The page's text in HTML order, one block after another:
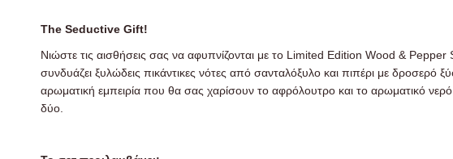
The Seductive Gift!
Νιώστε τις αισθήσεις σας να αφυπνίζονται με το Limited Edition Wood &
συνδυάζει ξυλώδεις πικάντικες νότες από σανταλόξυλο και πιπέρι με δροσερό
αρωματική εμπειρία που θα σας χαρίσουν το αφρόλουτρο και το αρωματικό
δύο.